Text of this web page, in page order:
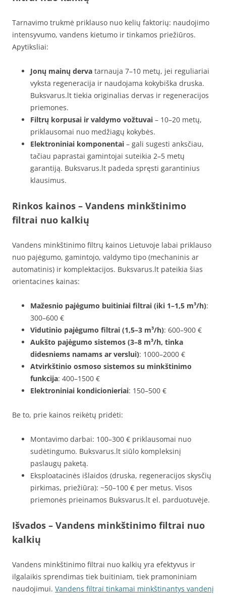
Tarnavimo trukmė priklauso nuo kelių faktorių: naudojimo
intensyvumo, vandens kietumo ir tinkamos priežiūros.
Apytiksliai:
Jonų mainų derva tarnauja 7–10 metų, jei reguliariai
vyksta regeneracija ir naudojama kokybiška druska.
Buksvarus.lt tiekia originalias dervas ir regeneracijos
priemones.
Filtrų korpusai ir valdymo vožtuvai – 10–20 metų,
priklausomai nuo medžiagų kokybės.
Elektroniniai komponentai – gali sugesti anksčiau,
tačiau paprastai gamintojai suteikia 2–5 metų
garantiją. Buksvarus.lt padeda spręsti garantinius
klausimus.
Rinkos kainos – Vandens minkštinimo
filtrai nuo kalkių
Vandens minkštinimo filtrų kainos Lietuvoje labai priklauso
nuo pajėgumo, gamintojo, valdymo tipo (mechaninis ar
automatinis) ir komplektacijos. Buksvarus.lt pateikia šias
orientacines kainas:
Mažesnio pajėgumo buitiniai filtrai (iki 1–1,5 m³/h):
300–600 €
Vidutinio pajėgumo filtrai (1,5–3 m³/h): 600–900 €
Aukšto pajėgumo sistemos (3–8 m³/h, tinka
didesniems namams ar verslui): 1000–2000 €
Atvirkštinio osmoso sistemos su minkštinimo
funkcija: 400–1500 €
Elektroniniai kondicionieriai: 150–500 €
Be to, prie kainos reikėtų pridėti:
Montavimo darbai: 100–300 € priklausomai nuo
sudėtingumo. Buksvarus.lt siūlo kompleksinį
paslaugų paketą.
Eksploatacinės išlaidos (druska, regeneracijos skysčių
pirkimas, priežiūra): ~50–100 € per metus. Visos
priemonės prieinamos Buksvarus.lt el. parduotuvėje.
Išvados – Vandens minkštinimo filtrai nuo
kalkių
Vandens minkštinimo filtrai nuo kalkių yra efektyvus ir
ilgalaikis sprendimas tiek buitiniam, tiek pramoniniam
naudojimui. Vandens filtrai tinkamai minkštinantys vandenį